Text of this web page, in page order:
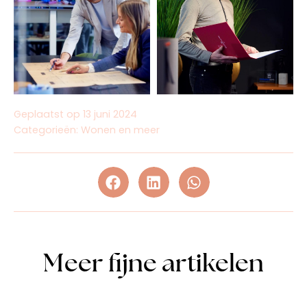
Geplaatst op 13 juni 2024
Categorieën: Wonen en meer
Meer fijne artikelen